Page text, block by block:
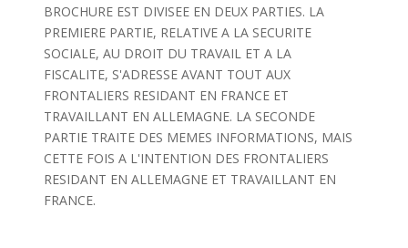
BROCHURE EST DIVISEE EN DEUX PARTIES. LA
PREMIERE PARTIE, RELATIVE A LA SECURITE
SOCIALE, AU DROIT DU TRAVAIL ET A LA
FISCALITE, S'ADRESSE AVANT TOUT AUX
FRONTALIERS RESIDANT EN FRANCE ET
TRAVAILLANT EN ALLEMAGNE. LA SECONDE
PARTIE TRAITE DES MEMES INFORMATIONS, MAIS
CETTE FOIS A L'INTENTION DES FRONTALIERS
RESIDANT EN ALLEMAGNE ET TRAVAILLANT EN
FRANCE.